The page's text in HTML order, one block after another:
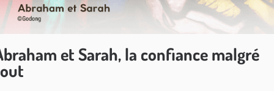
et Sarah, la confiance malgré